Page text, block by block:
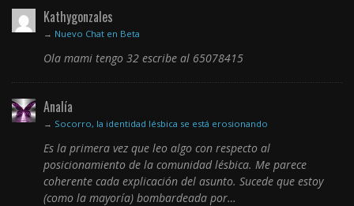
Kathygonzales
→ Nuevo Chat en Beta
Ola mami tengo 32 escribe al 65078415
Analía
→ Socorro, la identidad lésbica se está erosionando
Es la primera vez que leo algo con respecto al
posicionamiento de la comunidad lésbica. Me parece
coherente cada explicación del asunto. Sucede que estoy
(como la mayoría) bombardeada por…